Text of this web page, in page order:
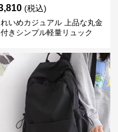
(税込)
れいめカジュアル 上品な丸金
きシンプル軽量リュック